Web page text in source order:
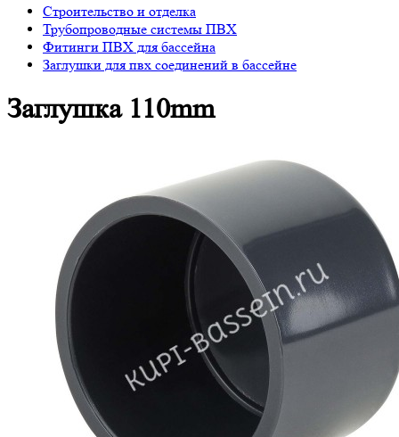
Строительство и отделка
Трубопроводные системы ПВХ
Фитинги ПВХ для бассейна
Заглушки для пвх соединений в бассейне
Заглушка 110mm